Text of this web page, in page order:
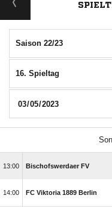
Saison 22/23
16. Spieltag
 Bischofswerdaer FV
 FC Viktoria 1889 Berlin